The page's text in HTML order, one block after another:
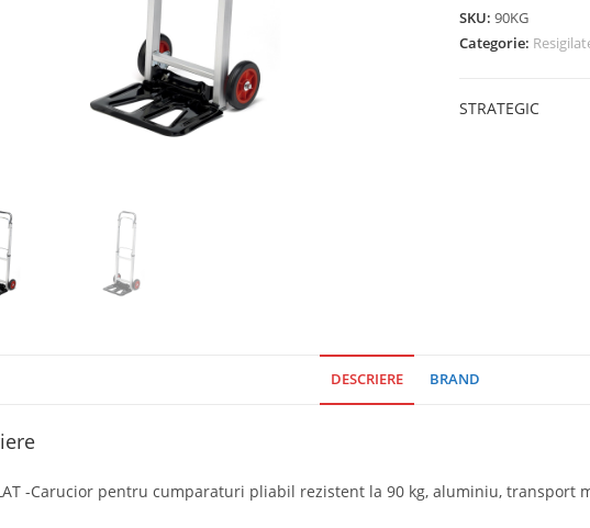
SKU:90KG
Categorie:
STRATEGIC
DESCRIERE BRAND
-Carucior pentru cumparaturi pliabil rezistent la 90 kg, aluminiu, transport